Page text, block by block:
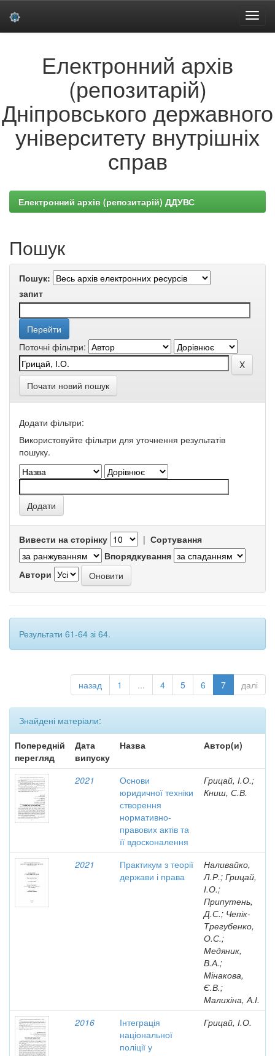
Електронний архів
(репозитарій)
Дніпровського державного
університету внутрішніх
справ
Електронний архів (репозитарій) ДДУВС
Пошук
Пошук:
запит
Поточні фільтри:
Почати новий пошук
Додати фільтри:
Використовуйте фільтри для уточнення результатів
пошуку.
Вивести на сторінку | Сортування
Впорядкування
Автори
Результати 61-64 зі 64.
назад 1 ... 4 5 6 7 далі
Знайдені матеріали:
Попередній
перегляд
Дата
випуску
Назва Автор(и)
2021
Основи
юридичної техніки
створення
нормативно-
правових актів та
її вдосконалення
Грицай, І.О.;
Книш, С.В.
2021
Практикум з теорії
держави і права
Наливайко,
Л.Р.; Грицай,
І.О.;
Припутень,
Д.С.; Чепік-
Трегубенко,
О.С.;
Медяник,
В.А.;
Мінакова,
Є.В.;
Малихіна, А.І.
2016
Інтеграція
національної
поліції у
Грицай, І.О.